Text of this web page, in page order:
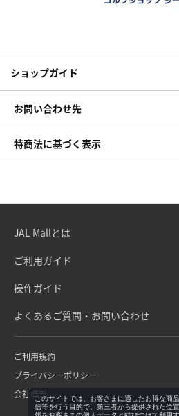
ショップガイド
お問い合わせ先
特商法に基づく表示
JAL Mallとは
ご利用ガイド
操作ガイド
よくあるご質問・お問い合わせ
ご利用規約
プライバシーポリシー
会社概要このサイトでは、お客さまに適したお得な商
信等を行う目的で、第三者から提供された位